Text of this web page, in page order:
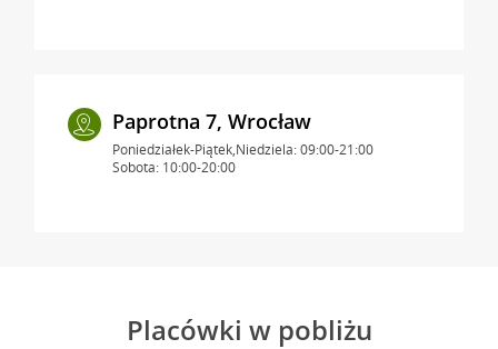
Paprotna 7, Wrocław
Poniedziałek-Piątek,Niedziela: 09:00-21:00
Sobota: 10:00-20:00
Placówki w pobliżu